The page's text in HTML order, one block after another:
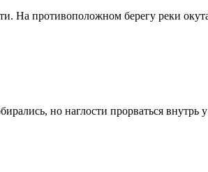
На противоположном берегу реки
но наглости прорваться внутрь